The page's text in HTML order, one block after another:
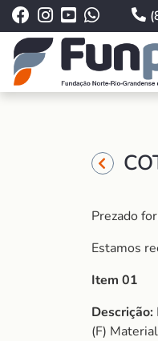
Prezado
Estamos
Item 01
Descrição:
(F)